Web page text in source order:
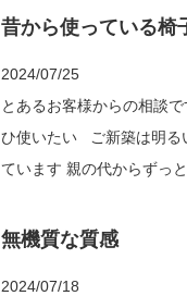
昔から使っている椅
2024/07/25
とあるお客様からの相談
ひ使いたい ご新築は明る
ています 親の代からずっ
無機質な質感
2024/07/18